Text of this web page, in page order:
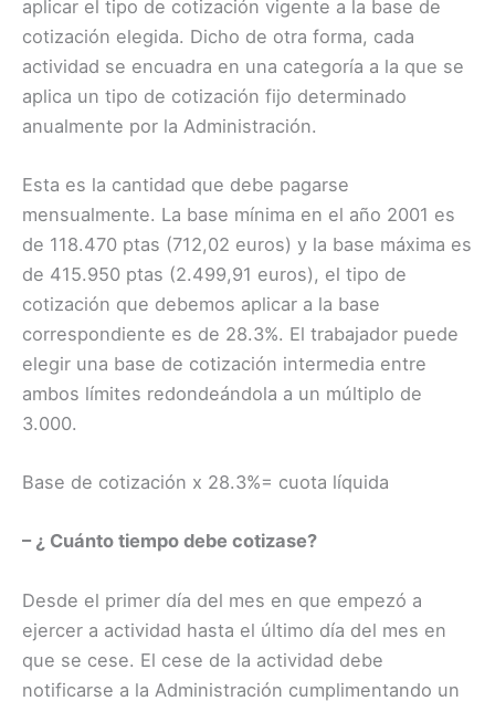
aplicar el tipo de cotización vigente a la base de
cotización elegida. Dicho de otra forma, cada
actividad se encuadra en una categoría a la que se
aplica un tipo de cotización fijo determinado
anualmente por la Administración.
Esta es la cantidad que debe pagarse
mensualmente. La base mínima en el año 2001 es
de 118.470 ptas (712,02 euros) y la base máxima es
de 415.950 ptas (2.499,91 euros), el tipo de
cotización que debemos aplicar a la base
correspondiente es de 28.3%. El trabajador puede
elegir una base de cotización intermedia entre
ambos límites redondeándola a un múltiplo de
3.000.
Base de cotización x 28.3%= cuota líquida
– ¿ Cuánto tiempo debe cotizase?
Desde el primer día del mes en que empezó a
ejercer a actividad hasta el último día del mes en
que se cese. El cese de la actividad debe
notificarse a la Administración cumplimentando un